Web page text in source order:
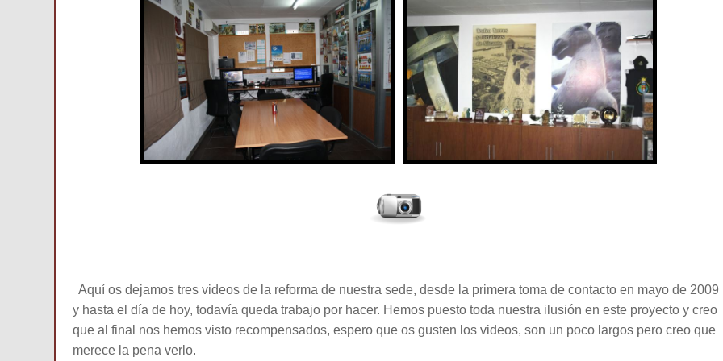
Aquí os dejamos tres videos de la reforma de nuestra sede, desde la primera toma de contacto en mayo de 2009
y hasta el día de hoy, todavía queda trabajo por hacer. Hemos puesto toda nuestra ilusión en este proyecto y creo
que al final nos hemos visto recompensados, espero que os gusten los videos, son un poco largos pero creo que
merece la pena verlo.